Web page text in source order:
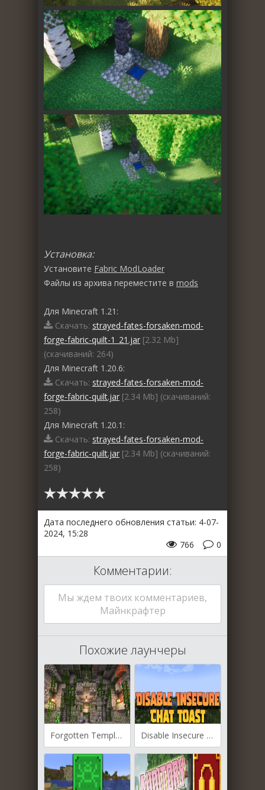
Установка:
Установите Fabric ModLoader
Файлы из архива переместите в mods
Для Minecraft 1.21:
Скачать: strayed-fates-forsaken-mod-
forge-fabric-quilt-1_21.jar [2.32 Mb]
(cкачиваний: 264)
Для Minecraft 1.20.6:
Скачать: strayed-fates-forsaken-mod-
forge-fabric-quilt.jar [2.34 Mb] (cкачиваний:
258)
Для Minecraft 1.20.1:
Скачать: strayed-fates-forsaken-mod-
forge-fabric-quilt.jar [2.34 Mb] (cкачиваний:
258)
Дата последнего обновления статьи: 4-07-
2024, 15:28
0
766
Комментарии:
Мы ждем твоих комментариев,
Майнкрафтер
Похожие лаунчеры
Forgotten Temples для Майнкрафт [1.20.6, 1.20.5, 1.20.4] Disable Insecure Chat Toast для Майнкрафт [1.20.2, 1.19.4]